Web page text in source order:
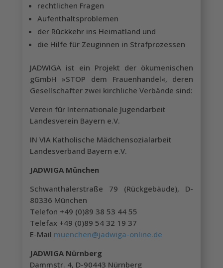
rechtlichen Fragen
Aufenthaltsproblemen
der Rückkehr ins Heimatland und
die Hilfe für Zeuginnen in Strafprozessen
JADWIGA ist ein Projekt der ökumenischen
gGmbH »STOP dem Frauenhandel«, deren
Gesellschafter zwei kirchliche Verbände sind:
Verein für Internationale Jugendarbeit
Landesverein Bayern e.V.
IN VIA Katholische Mädchensozialarbeit
Landesverband Bayern e.V.
JADWIGA München
Schwanthalerstraße 79 (Rückgebäude), D-
80336 München
Telefon +49 (0)89 38 53 44 55
Telefax +49 (0)89 54 32 19 37
E-Mail muenchen@jadwiga-online.de
JADWIGA Nürnberg
Dammstr. 4, D-90443 Nürnberg